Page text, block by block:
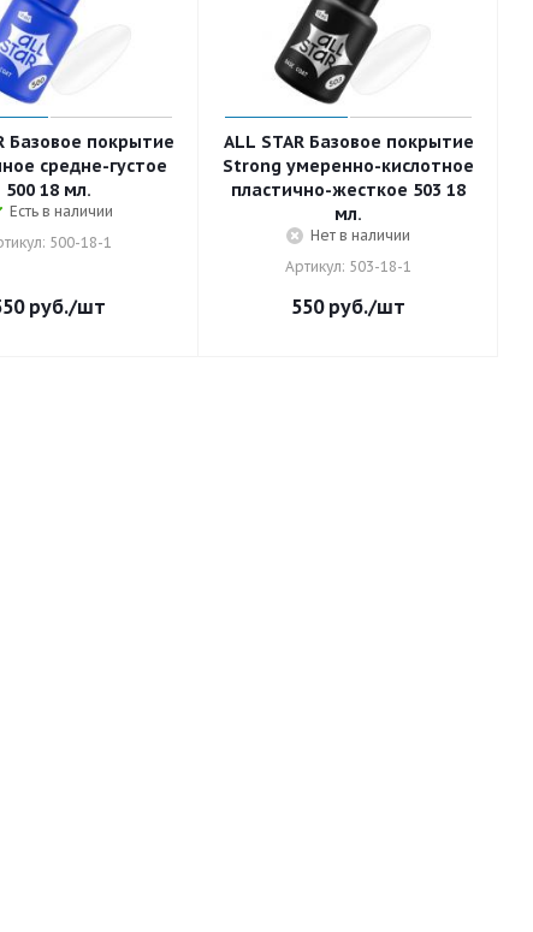
Базовое покрытие
средне-густое
500 18 мл.
Есть в наличии
500-18-1
руб./шт
ALL STAR Базовое покрытие
Strong умеренно-кислотное
пластично-жесткое 503 18
мл.
Нет в наличии
Артикул: 503-18-1
550руб./шт